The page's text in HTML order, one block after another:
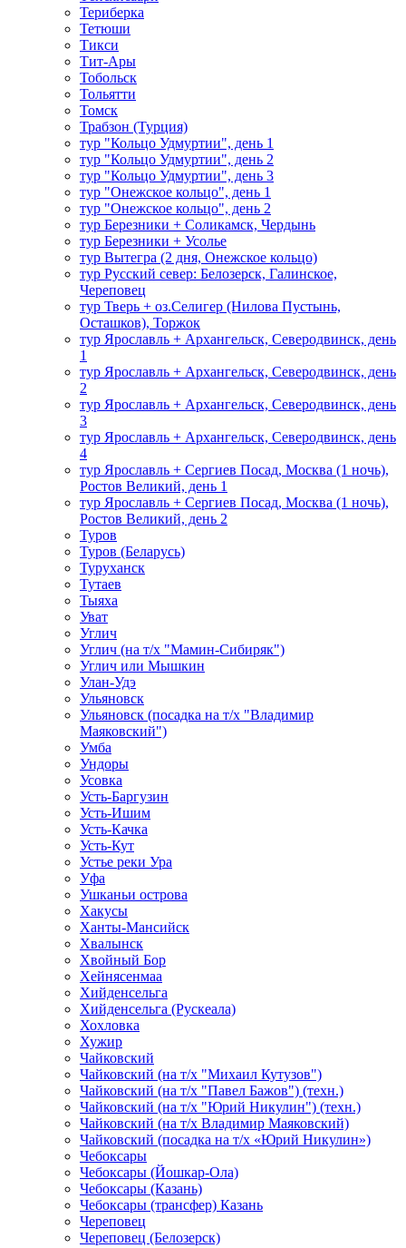
Териберка
Тетюши
Тикси
Тит-Ары
Тобольск
Тольятти
Томск
Трабзон (Турция)
тур "Кольцо Удмуртии", день 1
тур "Кольцо Удмуртии", день 2
тур "Кольцо Удмуртии", день 3
тур "Онежское кольцо", день 1
тур "Онежское кольцо", день 2
тур Березники + Соликамск, Чердынь
тур Березники + Усолье
тур Вытегра (2 дня, Онежское кольцо)
тур Русский север: Белозерск, Галинское,
Череповец
тур Тверь + оз.Селигер (Нилова Пустынь,
Осташков), Торжок
тур Ярославль + Архангельск, Северодвинск, день
1
тур Ярославль + Архангельск, Северодвинск, день
2
тур Ярославль + Архангельск, Северодвинск, день
3
тур Ярославль + Архангельск, Северодвинск, день
4
тур Ярославль + Сергиев Посад, Москва (1 ночь),
Ростов Великий, день 1
тур Ярославль + Сергиев Посад, Москва (1 ночь),
Ростов Великий, день 2
Туров
Туров (Беларусь)
Туруханск
Тутаев
Тыяха
Уват
Углич
Углич (на т/х "Мамин-Сибиряк")
Углич или Мышкин
Улан-Удэ
Ульяновск
Ульяновск (посадка на т/х "Владимир
Маяковский")
Умба
Ундоры
Усовка
Усть-Баргузин
Усть-Ишим
Усть-Качка
Усть-Кут
Устье реки Ура
Уфа
Ушканьи острова
Хакусы
Ханты-Мансийск
Хвалынск
Хвойный Бор
Хейнясенмаа
Хийденсельга
Хийденсельга (Рускеала)
Хохловка
Хужир
Чайковский
Чайковский (на т/х "Михаил Кутузов")
Чайковский (на т/х "Павел Бажов") (техн.)
Чайковский (на т/х "Юрий Никулин") (техн.)
Чайковский (на т/х Владимир Маяковский)
Чайковский (посадка на т/х «Юрий Никулин»)
Чебоксары
Чебоксары (Йошкар-Ола)
Чебоксары (Казань)
Чебоксары (трансфер) Казань
Череповец
Череповец (Белозерск)